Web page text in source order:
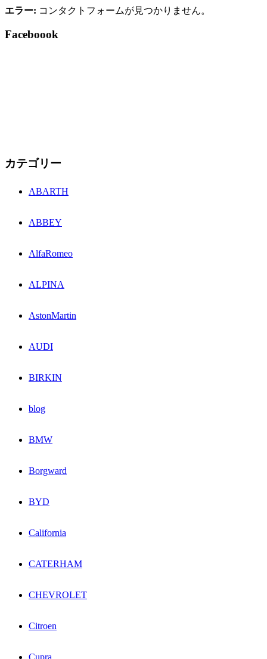
エラー: コンタクトフォームが見つかりません。
Faceboook
カテゴリー
ABARTH
ABBEY
AlfaRomeo
ALPINA
AstonMartin
AUDI
BIRKIN
blog
BMW
Borgward
BYD
California
CATERHAM
CHEVROLET
Citroen